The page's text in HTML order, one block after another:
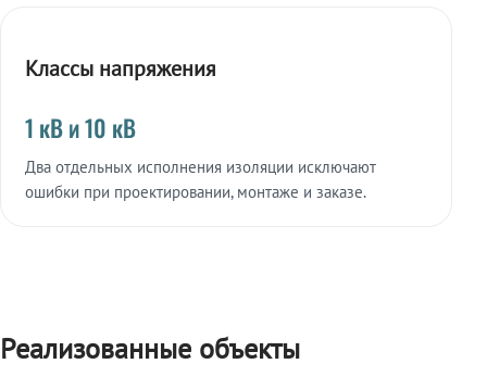
Классы напряжения
1 кВ и 10 кВ
Два отдельных исполнения изоляции исключают
ошибки при проектировании, монтаже и заказе.
Реализованные объекты